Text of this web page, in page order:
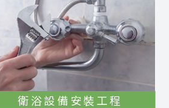
衛浴設備安裝工程